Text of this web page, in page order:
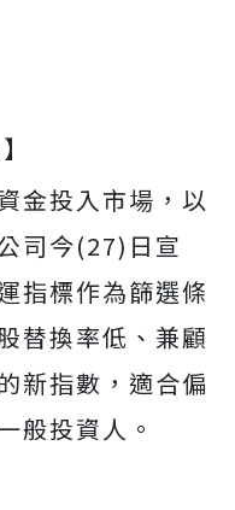
金投入市場，以
司今(27)日宣
指標作為篩選條
替換率低、兼顧
新指數，適合偏
般投資人。